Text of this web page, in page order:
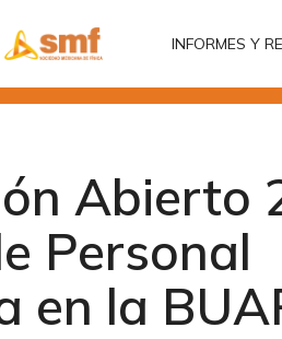
INFORMES Y
Abierto
Personal
en la